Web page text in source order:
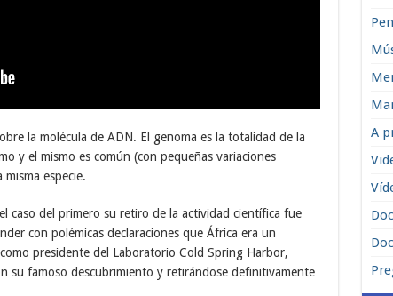
la molécula de ADN. El genoma es la totalidad de la
y el mismo es común (con pequeñas variaciones
especie.
caso del primero su retiro de la actividad científica fue
con polémicas declaraciones que África era un
presidente del Laboratorio Cold Spring Harbor,
su famoso descubrimiento y retirándose definitivamente
A